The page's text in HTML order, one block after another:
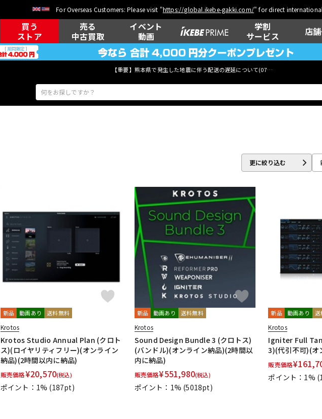
For Overseas Customers: Please visit "https://global.ikebe-gakki.com/" for direct
買う
ストア
売る
中古買取
イベント
動画
学割
サービス
店
【重要】熊本県で発生した地震に伴う配送の遅延について(07月29日
管楽器 その他楽器
DTM DTM オンラ
イン納品
レコーディン
グ機器
ヴィンテージ
更に絞り込む
新品 動画あり 送料無料
Krotos
Krotos Studio Annual Plan (クロト
ス)(ロイヤリティフリー)(オンライン
納品)(2時間以内に納品)
販売価格¥20,570(税込)
ポイント：1% (187pt)
新品 動画あり 送料無料
Krotos
Sound Design Bundle 3 (クロトス)
(バンドル)(オンライン納品)(2時間以
内に納品)
販売価格¥551,980(税込)
ポイント：1% (5018pt)
新品 動画あり 送
Krotos
Igniter Full
3)(代引不可)(オ
販売価格¥
ポイント：1%